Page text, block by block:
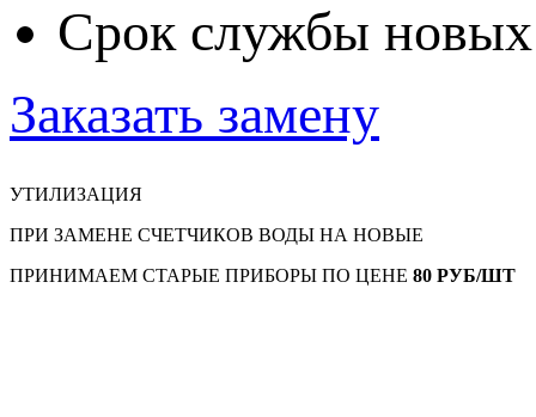
Срок службы
Заказать замену
УТИЛИЗАЦИЯ
ПРИ ЗАМЕНЕ СЧЕТЧИКОВ ВОДЫ НА НОВЫЕ
ПРИНИМАЕМ СТАРЫЕ ПРИБОРЫ ПО ЦЕНЕ 80 РУБ/ШТ